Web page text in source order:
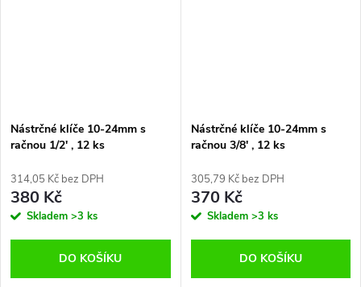
Nástrčné klíče 10-24mm s
račnou 1/2' , 12 ks
314,05 Kč bez DPH
380 Kč
Skladem >3 ks
DO KOŠÍKU
Nástrčné klíče 10-24mm s
račnou 3/8' , 12 ks
305,79 Kč bez DPH
370 Kč
Skladem >3 ks
DO KOŠÍKU